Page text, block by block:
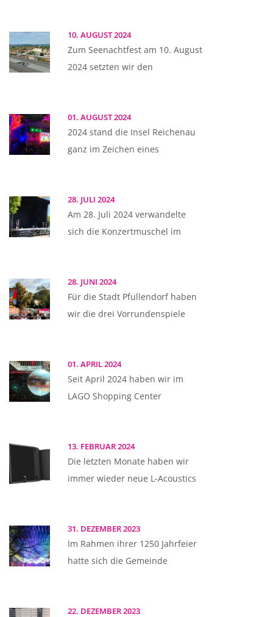
10. AUGUST 2024
Zum Seenachtfest am 10. August
2024 setzten wir den
01. AUGUST 2024
2024 stand die Insel Reichenau
ganz im Zeichen eines
28. JULI 2024
Am 28. Juli 2024 verwandelte
sich die Konzertmuschel im
28. JUNI 2024
Für die Stadt Pfullendorf haben
wir die drei Vorrundenspiele
01. APRIL 2024
Seit April 2024 haben wir im
LAGO Shopping Center
13. FEBRUAR 2024
Die letzten Monate haben wir
immer wieder neue L-Acoustics
31. DEZEMBER 2023
Im Rahmen ihrer 1250 Jahrfeier
hatte sich die Gemeinde
22. DEZEMBER 2023